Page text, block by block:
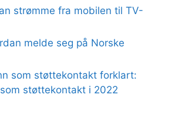
strømme fra mobilen til TV-
melde seg på Norske
som støttekontakt forklart:
støttekontakt i 2022